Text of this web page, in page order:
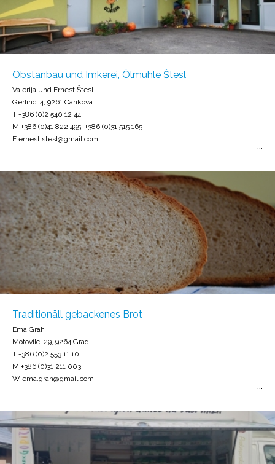
Obstanbau und Imkerei, Ölmühle Štesl
Valerija und Ernest Štesl
Gerlinci 4, 9261 Cankova
T +386 (0)2 540 12 44
M +386 (0)41 822 495, +386 (0)31 515 165
E ernest.stesl@gmail.com
Traditionäll gebackenes Brot
Ema Grah
Motovilci 29, 9264 Grad
T +386 (0)2 553 11 10
M +386 (0)31 211 003
W ema.grah@gmail.com